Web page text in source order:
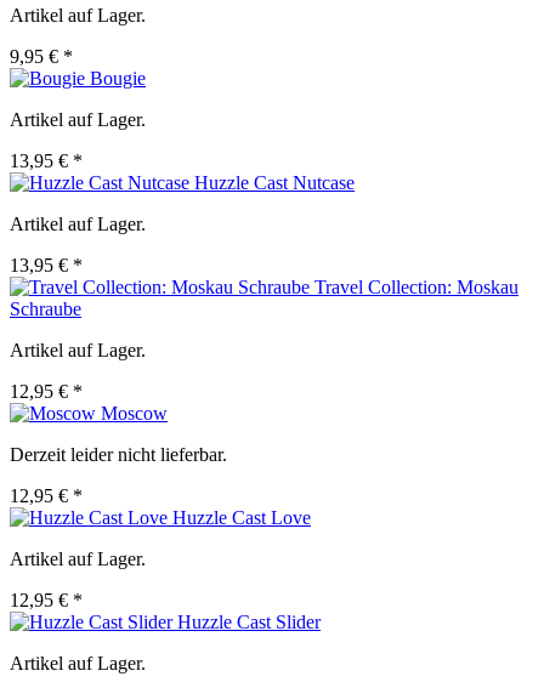
Artikel auf Lager.
9,95 € *
Bougie
Artikel auf Lager.
13,95 € *
Huzzle Cast Nutcase
Artikel auf Lager.
13,95 € *
Travel Collection: Moskau
Schraube
Artikel auf Lager.
12,95 € *
Moscow
Derzeit leider nicht lieferbar.
12,95 € *
Huzzle Cast Love
Artikel auf Lager.
12,95 € *
Huzzle Cast Slider
Artikel auf Lager.